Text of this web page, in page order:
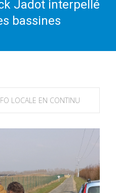
Jadot interpellé
bassines
LOCALE EN CONTINU